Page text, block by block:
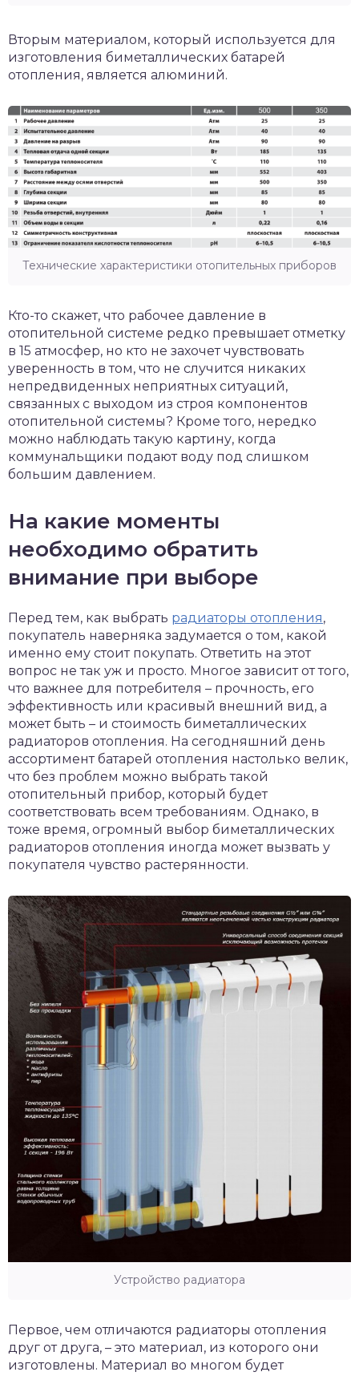
Вторым материалом, который используется для
изготовления биметаллических батарей
отопления, является алюминий.
Технические характеристики отопительных приборов
Кто-то скажет, что рабочее давление в
отопительной системе редко превышает отметку
в 15 атмосфер, но кто не захочет чувствовать
уверенность в том, что не случится никаких
непредвиденных неприятных ситуаций,
связанных с выходом из строя компонентов
отопительной системы? Кроме того, нередко
можно наблюдать такую картину, когда
коммунальщики подают воду под слишком
большим давлением.
На какие моменты
необходимо обратить
внимание при выборе
Перед тем, как выбрать радиаторы отопления,
покупатель наверняка задумается о том, какой
именно ему стоит покупать. Ответить на этот
вопрос не так уж и просто. Многое зависит от того,
что важнее для потребителя – прочность, его
эффективность или красивый внешний вид, а
может быть – и стоимость биметаллических
радиаторов отопления. На сегодняшний день
ассортимент батарей отопления настолько велик,
что без проблем можно выбрать такой
отопительный прибор, который будет
соответствовать всем требованиям. Однако, в
тоже время, огромный выбор биметаллических
радиаторов отопления иногда может вызвать у
покупателя чувство растерянности.
Устройство радиатора
Первое, чем отличаются радиаторы отопления
друг от друга, – это материал, из которого они
изготовлены. Материал во многом будет